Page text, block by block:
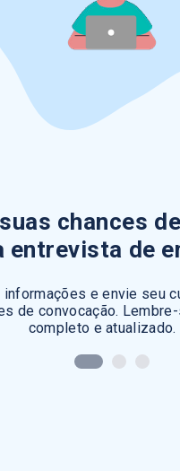
chances
entrevista de
informações e envie seu
de convocação.
completo e atualizado.